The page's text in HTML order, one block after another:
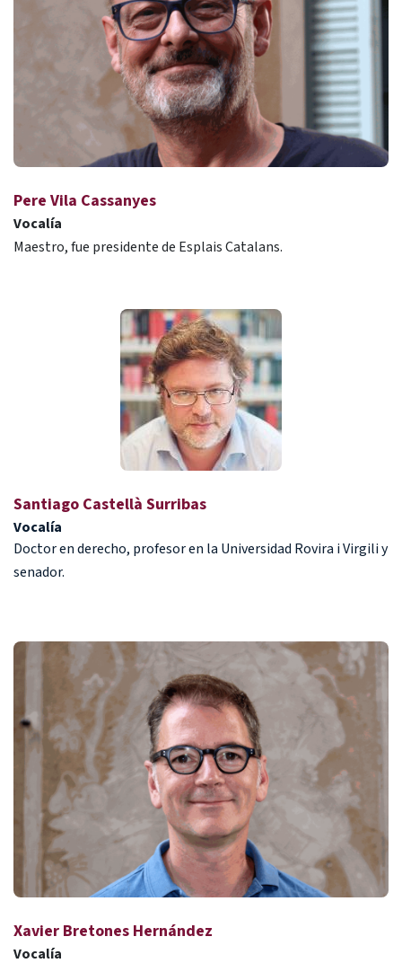
Pere Vila Cassanyes
Vocalía
Maestro, fue presidente de Esplais Catalans.
Santiago Castellà Surribas
Vocalía
Doctor en derecho, profesor en la Universidad Rovira i Virgili y
senador.
Xavier Bretones Hernández
Vocalía